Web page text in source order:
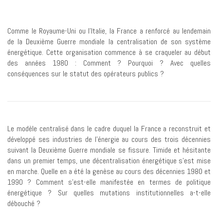
Comme le Royaume-Uni ou l’Italie, la France a renforcé au lendemain
de la Deuxième Guerre mondiale la centralisation de son système
énergétique. Cette organisation commence à se craqueler au début
des années 1980 : Comment ? Pourquoi ? Avec quelles
conséquences sur le statut des opérateurs publics ?
Le modèle centralisé dans le cadre duquel la France a reconstruit et
développé ses industries de l’énergie au cours des trois décennies
suivant la Deuxième Guerre mondiale se fissure. Timide et hésitante
dans un premier temps, une décentralisation énergétique s’est mise
en marche. Quelle en a été la genèse au cours des décennies 1980 et
1990 ? Comment s’est-elle manifestée en termes de politique
énergétique ? Sur quelles mutations institutionnelles a-t-elle
débouché ?